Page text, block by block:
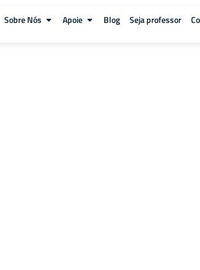
Sobre Nós Apoie Blog Seja professor